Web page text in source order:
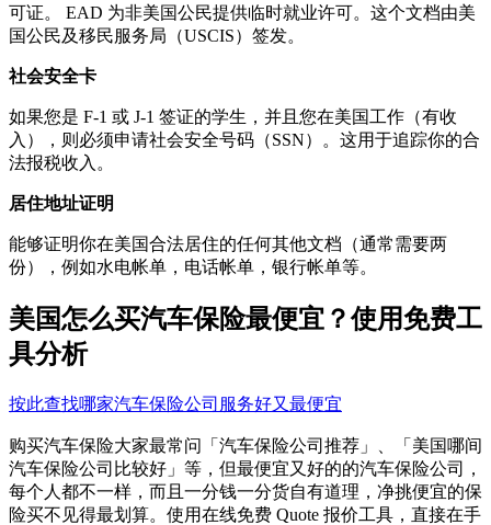
可证。 EAD 为非美国公民提供临时就业许可。这个文档由美
国公民及移民服务局（USCIS）签发。
社会安全卡
如果您是 F-1 或 J-1 签证的学生，并且您在美国工作（有收
入），则必须申请社会安全号码（SSN）。这用于追踪你的合
法报税收入。
居住地址证明
能够证明你在美国合法居住的任何其他文档（通常需要两
份），例如水电帐单，电话帐单，银行帐单等。
美国怎么买汽车保险最便宜？使用免费工
具分析
按此查找哪家汽车保险公司服务好又最便宜
购买汽车保险大家最常问「汽车保险公司推荐」、「美国哪间
汽车保险公司比较好」等，但最便宜又好的的汽车保险公司，
每个人都不一样，而且一分钱一分货自有道理，净挑便宜的保
险买不见得最划算。使用在线免费 Quote 报价工具，直接在手